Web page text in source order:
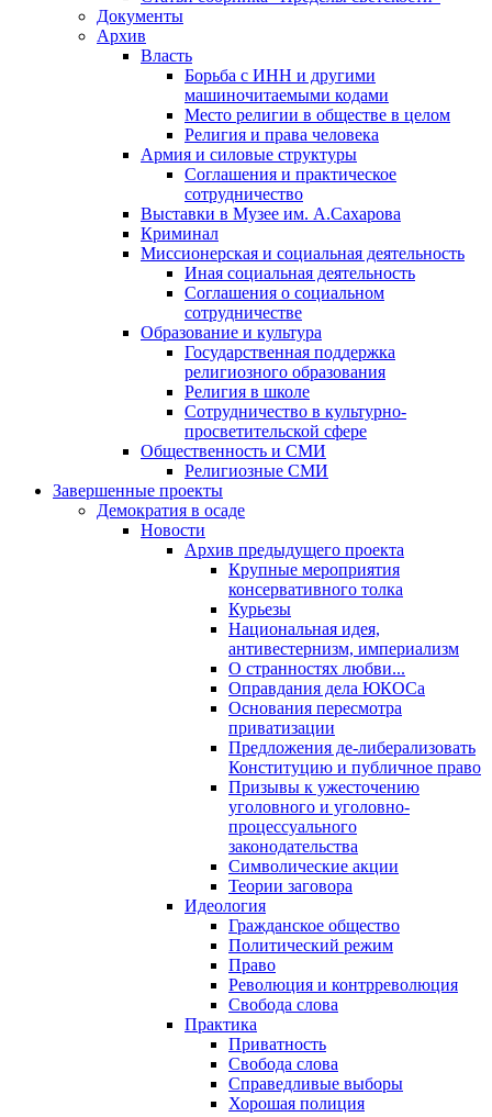
Документы
Архив
Власть
Борьба с ИНН и другими
машиночитаемыми кодами
Место религии в обществе в целом
Религия и права человека
Армия и силовые структуры
Соглашения и практическое
сотрудничество
Выставки в Музее им. А.Сахарова
Криминал
Миссионерская и социальная деятельность
Иная социальная деятельность
Соглашения о социальном
сотрудничестве
Образование и культура
Государственная поддержка
религиозного образования
Религия в школе
Сотрудничество в культурно-
просветительской сфере
Общественность и СМИ
Религиозные СМИ
Завершенные проекты
Демократия в осаде
Новости
Архив предыдущего проекта
Крупные мероприятия
консервативного толка
Курьезы
Национальная идея,
антивестернизм, империализм
О странностях любви...
Оправдания дела ЮКОСа
Основания пересмотра
приватизации
Предложения де-либерализовать
Конституцию и публичное право
Призывы к ужесточению
уголовного и уголовно-
процессуального
законодательства
Символические акции
Теории заговора
Идеология
Гражданское общество
Политический режим
Право
Революция и контрреволюция
Свобода слова
Практика
Приватность
Свобода слова
Справедливые выборы
Хорошая полиция